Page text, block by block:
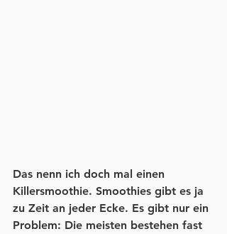
Das nenn ich doch mal einen
Killersmoothie. Smoothies gibt es ja
zu Zeit an jeder Ecke. Es gibt nur ein
Problem: Die meisten bestehen fast